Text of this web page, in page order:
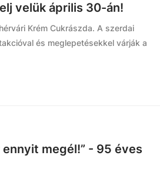
velük április 30-án!
Krém Cukrászda. A szerdai
és meglepetésekkel várják a
megél!” - 95 éves